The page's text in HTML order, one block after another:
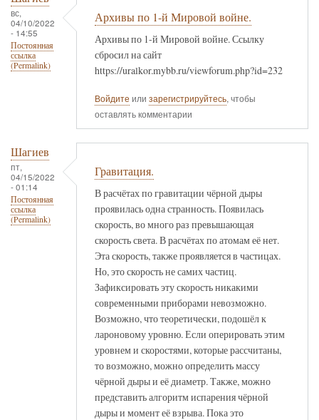
вс,
04/10/2022
- 14:55
Постоянная
ссылка
(Permalink)
Архивы по 1-й Мировой войне.
Архивы по 1-й Мировой войне. Ссылку
сбросил на сайт
https://uralkor.mybb.ru/viewforum.php?id=232
Войдите или зарегистрируйтесь, чтобы
оставлять комментарии
Шагиев
пт,
04/15/2022
- 01:14
Постоянная
ссылка
(Permalink)
Гравитация.
В расчётах по гравитации чёрной дыры
проявилась одна странность. Появилась
скорость, во много раз превышающая
скорость света. В расчётах по атомам её нет.
Эта скорость, также проявляется в частицах.
Но, это скорость не самих частиц.
Зафиксировать эту скорость никакими
современными приборами невозможно.
Возможно, что теоретически, подошёл к
лароновому уровню. Если оперировать этим
уровнем и скоростями, которые рассчитаны,
то возможно, можно определить массу
чёрной дыры и её диаметр. Также, можно
представить алгоритм испарения чёрной
дыры и момент её взрыва. Пока это